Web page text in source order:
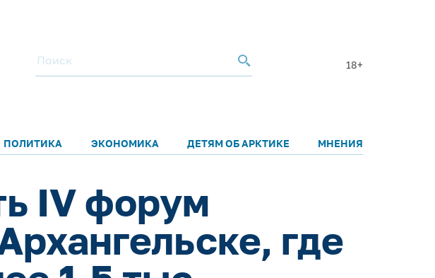
18+
ПОЛИТИКА ЭКОНОМИКА ДЕТЯМ ОБ АРКТИКЕ МНЕНИЯ
IV форум
где